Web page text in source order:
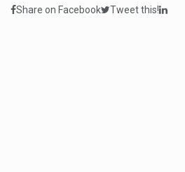
Share on Facebook Tweet this!